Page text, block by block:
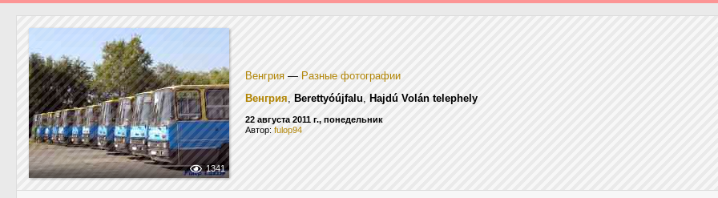
1341
Венгрия — Разные фотографии
Венгрия, Berettyóújfalu, Hajdú Volán telephely
22 августа 2011 г., понедельник
Автор: fulop94